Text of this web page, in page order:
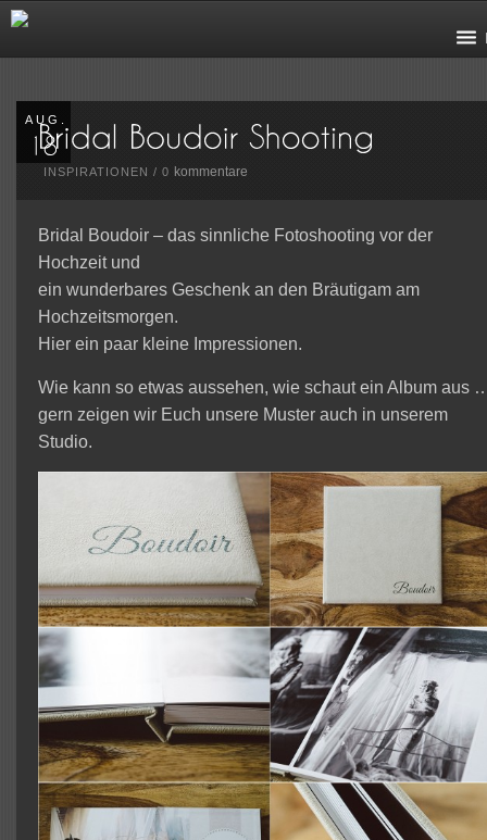
AUG.
INSPIRATIONEN /0 kommentare
Bridal Boudoir – das sinnliche Fotoshooting vor der
Hochzeit und
ein wunderbares Geschenk an den Bräutigam am
Hochzeitsmorgen.
Hier ein paar kleine Impressionen.
Wie kann so etwas aussehen, wie schaut ein Album aus
gern zeigen wir Euch unsere Muster auch in unserem
Studio.